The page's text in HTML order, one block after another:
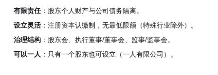
有限责任：股东个人财产与公司债务隔离。
设立灵活 ： 注册资本认缴制，无最低限额（特殊行业除外）。
治理结构 ：股东会、执行董事/董事会、监事/监事会。
可以一人 ：只有一个股东也可设立（一人有限公司）。